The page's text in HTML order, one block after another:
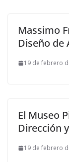
Massimo
Diseño de
19 de febrero
El Museo
Dirección
19 de febrero